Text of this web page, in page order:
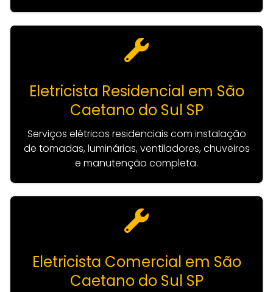
Eletricista Residencial em São
Caetano do Sul SP
Serviços elétricos residenciais com instalação
de tomadas, luminárias, ventiladores, chuveiros
e manutenção completa.
Eletricista Comercial em São
Caetano do Sul SP